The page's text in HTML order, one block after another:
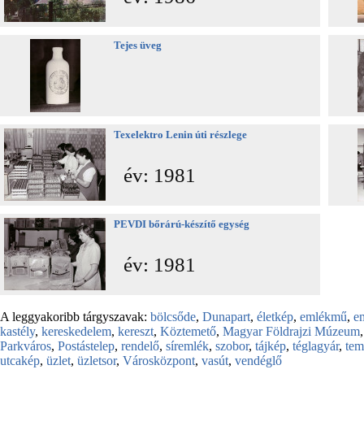
Tejes üveg
Texelektro Lenin úti részlege
év: 1981
PEVDI bőrárú-készítő egység
év: 1981
A leggyakoribb tárgyszavak: bölcsőde, Dunapart, életkép, emlékmű,
kastély, kereskedelem, kereszt, Köztemető, Magyar Földrajzi Múzeum
Parkváros, Postástelep, rendelő, síremlék, szobor, tájkép, téglagyár,
utcakép, üzlet, üzletsor, Városközpont, vasút, vendéglő